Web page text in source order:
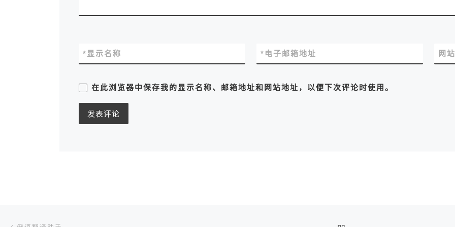
显示名称
* 电子邮箱地址
* 网
在此浏览器中保存我的显示名称、邮箱地址和网站地址，以便下次评论时使用。
文章导航